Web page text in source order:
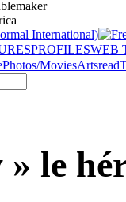
PROFILESWEB
Photos/MoviesArtsread
» le